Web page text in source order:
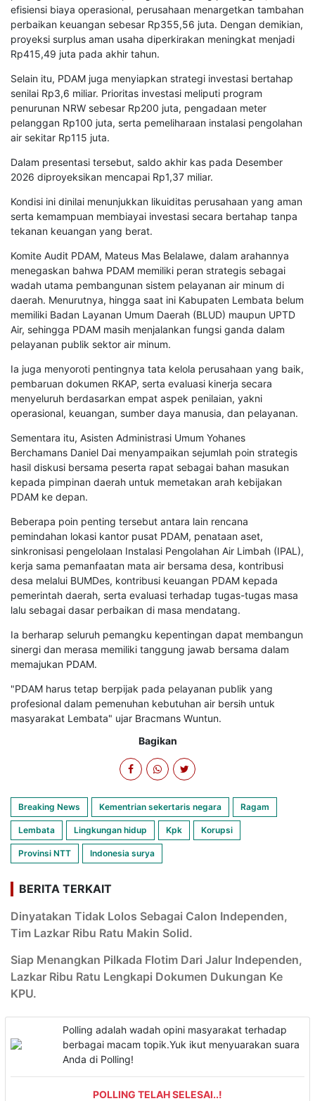
efisiensi biaya operasional, perusahaan menargetkan tambahan
perbaikan keuangan sebesar Rp355,56 juta. Dengan demikian,
proyeksi surplus aman usaha diperkirakan meningkat menjadi
Rp415,49 juta pada akhir tahun.
Selain itu, PDAM juga menyiapkan strategi investasi bertahap
senilai Rp3,6 miliar. Prioritas investasi meliputi program
penurunan NRW sebesar Rp200 juta, pengadaan meter
pelanggan Rp100 juta, serta pemeliharaan instalasi pengolahan
air sekitar Rp115 juta.
Dalam presentasi tersebut, saldo akhir kas pada Desember
2026 diproyeksikan mencapai Rp1,37 miliar.
Kondisi ini dinilai menunjukkan likuiditas perusahaan yang aman
serta kemampuan membiayai investasi secara bertahap tanpa
tekanan keuangan yang berat.
Komite Audit PDAM, Mateus Mas Belalawe, dalam arahannya
menegaskan bahwa PDAM memiliki peran strategis sebagai
wadah utama pembangunan sistem pelayanan air minum di
daerah. Menurutnya, hingga saat ini Kabupaten Lembata belum
memiliki Badan Layanan Umum Daerah (BLUD) maupun UPTD
Air, sehingga PDAM masih menjalankan fungsi ganda dalam
pelayanan publik sektor air minum.
Ia juga menyoroti pentingnya tata kelola perusahaan yang baik,
pembaruan dokumen RKAP, serta evaluasi kinerja secara
menyeluruh berdasarkan empat aspek penilaian, yakni
operasional, keuangan, sumber daya manusia, dan pelayanan.
Sementara itu, Asisten Administrasi Umum Yohanes
Berchamans Daniel Dai menyampaikan sejumlah poin strategis
hasil diskusi bersama peserta rapat sebagai bahan masukan
kepada pimpinan daerah untuk memetakan arah kebijakan
PDAM ke depan.
Beberapa poin penting tersebut antara lain rencana
pemindahan lokasi kantor pusat PDAM, penataan aset,
sinkronisasi pengelolaan Instalasi Pengolahan Air Limbah (IPAL),
kerja sama pemanfaatan mata air bersama desa, kontribusi
desa melalui BUMDes, kontribusi keuangan PDAM kepada
pemerintah daerah, serta evaluasi terhadap tugas-tugas masa
lalu sebagai dasar perbaikan di masa mendatang.
Ia berharap seluruh pemangku kepentingan dapat membangun
sinergi dan merasa memiliki tanggung jawab bersama dalam
memajukan PDAM.
"PDAM harus tetap berpijak pada pelayanan publik yang
profesional dalam pemenuhan kebutuhan air bersih untuk
masyarakat Lembata" ujar Bracmans Wuntun.
Bagikan
Breaking News Kementrian sekertaris negara Ragam
Lembata Lingkungan hidup Kpk Korupsi
Provinsi NTT Indonesia surya
BERITA TERKAIT
Dinyatakan Tidak Lolos Sebagai Calon Independen,
Tim Lazkar Ribu Ratu Makin Solid.
Siap Menangkan Pilkada Flotim Dari Jalur Independen,
Lazkar Ribu Ratu Lengkapi Dokumen Dukungan Ke
KPU.
Polling adalah wadah opini masyarakat terhadap
berbagai macam topik.Yuk ikut menyuarakan suara
Anda di Polling!
POLLING TELAH SELESAI..!